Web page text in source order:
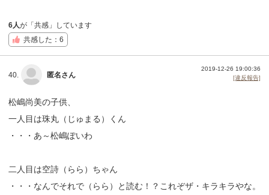
6人が「共感」しています
共感した：6
40. 匿名さん
2019-12-26 19:00:36
[違反報告]
松嶋尚美の子供、
一人目は珠丸（じゅまる）くん
・・・あ～松嶋ぽいわ
二人目は空詩（らら）ちゃん
・・・なんでそれで（らら）と読む！？これぞザ・キラキラやな。